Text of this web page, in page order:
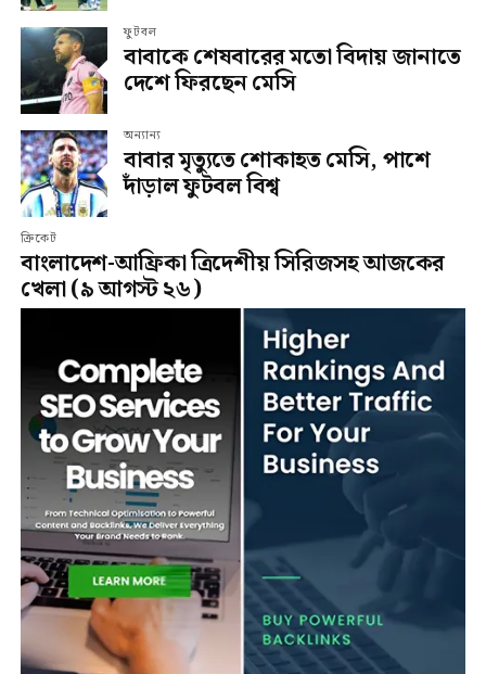
ফুটবল
বাবাকে শেষবারের মতো বিদায় জানাতে
দেশে ফিরছেন মেসি
অন্যান্য
বাবার মৃত্যুতে শোকাহত মেসি, পাশে
দাঁড়াল ফুটবল বিশ্ব
ক্রিকেট
বাংলাদেশ-আফ্রিকা ত্রিদেশীয় সিরিজসহ আজকের
খেলা (৯ আগস্ট ২৬)